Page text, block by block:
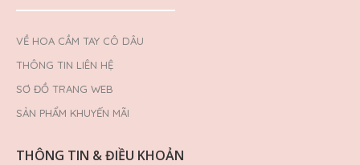
VỀ HOA CẦM TAY CÔ DÂU
THÔNG TIN LIÊN HỆ
SƠ ĐỒ TRANG WEB
SẢN PHẨM KHUYẾN MÃI
THÔNG TIN & ĐIỀU KHOẢN